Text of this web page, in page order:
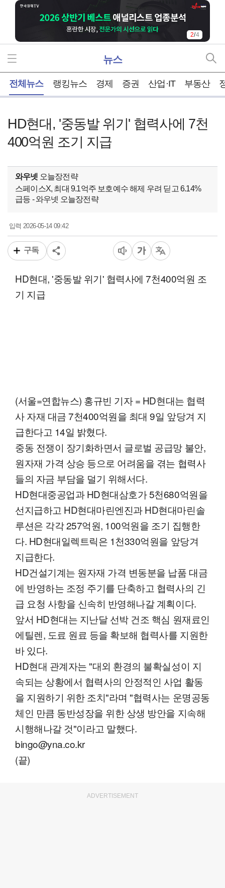
2/4
뉴스
전체뉴스 랭킹뉴스 경제 증권 산업·IT 부동산
HD현대, '중동발 위기' 협력사에 7천
400억원 조기 지급
와우넷 오늘장전략
스페이스X, 최대 9.1억주 보호예수 해제 우려 딛고 6.14%
급등 - 와우넷 오늘장전략
입력 2026-05-14 09:42
구독
HD현대, '중동발 위기' 협력사에 7천400억원 조
기 지급
(서울=연합뉴스) 홍규빈 기자 = HD현대는 협력
사 자재 대금 7천400억원을 최대 9일 앞당겨 지
급한다고 14일 밝혔다.
중동 전쟁이 장기화하면서 글로벌 공급망 불안,
원자재 가격 상승 등으로 어려움을 겪는 협력사
들의 자금 부담을 덜기 위해서다.
HD현대중공업과 HD현대삼호가 5천680억원을
선지급하고 HD현대마린엔진과 HD현대마린솔
루션은 각각 257억원, 100억원을 조기 집행한
다. HD현대일렉트릭은 1천330억원을 앞당겨
지급한다.
HD건설기계는 원자재 가격 변동분을 납품 대금
에 반영하는 조정 주기를 단축하고 협력사의 긴
급 요청 사항을 신속히 반영해나갈 계획이다.
앞서 HD현대는 지난달 선박 건조 핵심 원재료인
에틸렌, 도료 원료 등을 확보해 협력사를 지원한
바 있다.
HD현대 관계자는 "대외 환경의 불확실성이 지
속되는 상황에서 협력사의 안정적인 사업 활동
을 지원하기 위한 조치"라며 "협력사는 운명공동
체인 만큼 동반성장을 위한 상생 방안을 지속해
시행해나갈 것"이라고 말했다.
bingo@yna.co.kr
(끝)
ADVERTISEMENT